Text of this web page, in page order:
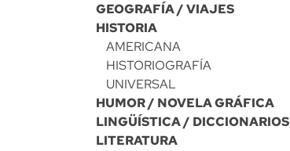
GEOGRAFÍA / VIAJES
HISTORIA
AMERICANA
HISTORIOGRAFÍA
UNIVERSAL
HUMOR / NOVELA GRÁFICA
LINGÜÍSTICA / DICCIONARIOS
LITERATURA